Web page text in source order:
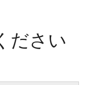
ださい